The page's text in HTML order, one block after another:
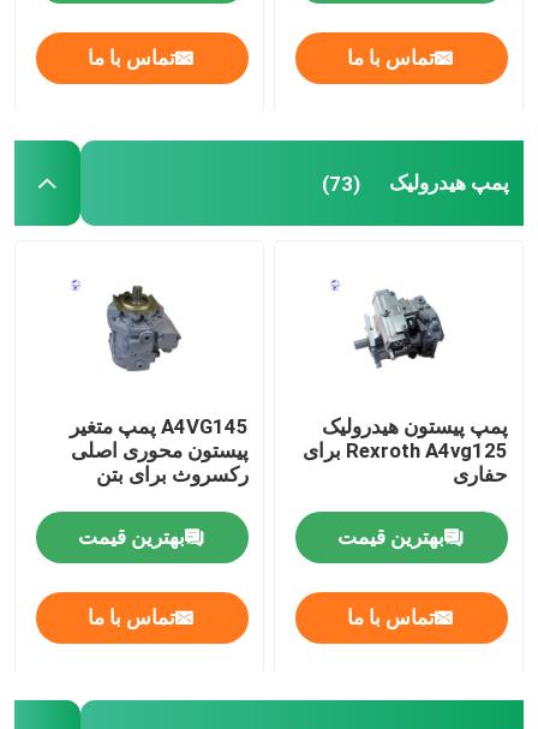
رولر لرزش
بکهو لودر
مجموعه دیزل ژنراتور
تماس با ما تماس با ما
پمپ هیدرولیک (73)
پمپ پیستون هیدرولیک
Rexroth A4vg125 برای
حفاری
بهترین قیمت
تماس با ما
A4VG145 پمپ متغیر
پیستون محوری اصلی
رکسروث برای بتن
بهترین قیمت
تماس با ما